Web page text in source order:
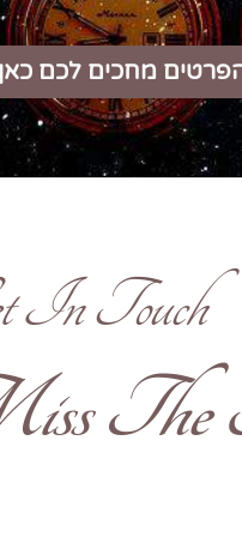
מחכים לכם
In Touch